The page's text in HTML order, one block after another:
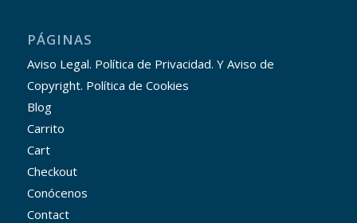
PÁGINAS
Aviso Legal. Política de Privacidad. Y Aviso de
Copyright. Política de Cookies
Blog
Carrito
Cart
Checkout
Conócenos
Contact